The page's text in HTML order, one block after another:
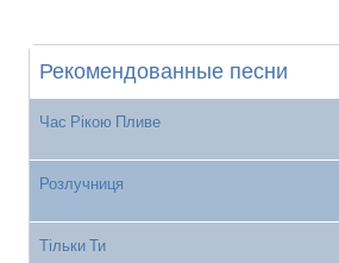
Рекомендованные песни
Час Рікою Пливе
Розлучниця
Тільки Ти